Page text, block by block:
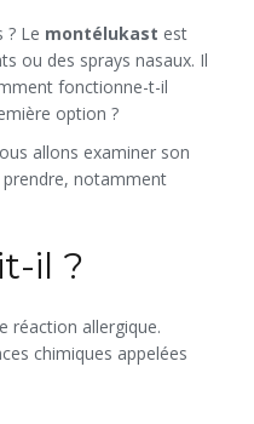
? Le montélukast est
ou des sprays nasaux. Il
fonctionne-t-il
option ?
allons examiner son
notamment
il ?
réaction allergique.
chimiques appelées